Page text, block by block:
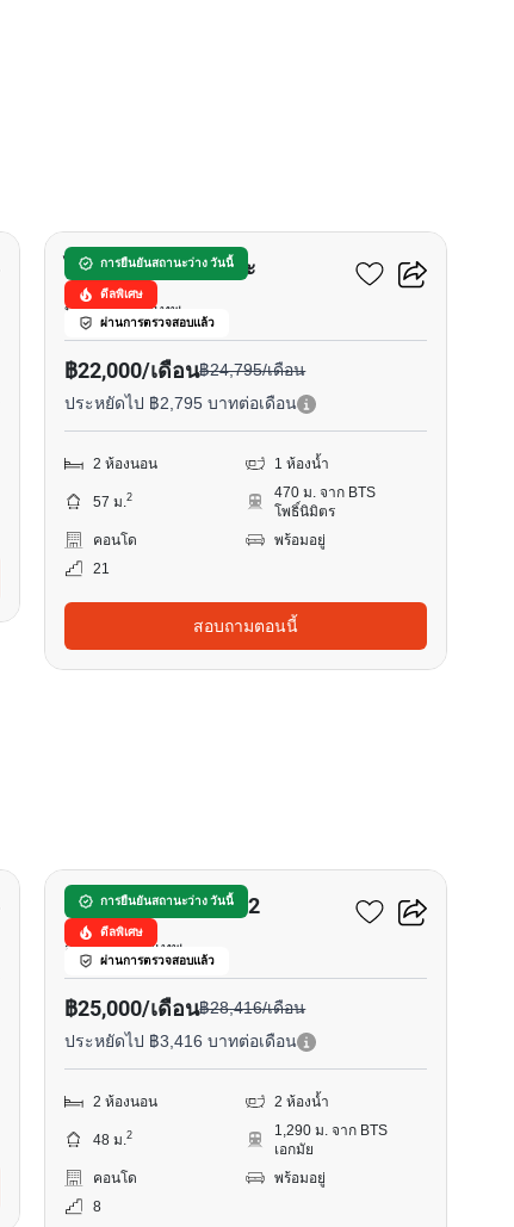
การยืนยันสถานะว่าง วันนี้
ดีลพิเศษ
ผ่านการตรวจสอบแล้ว
ไอดีโอ สาทร-ท่าพระ
บุคคโล, กรุงเทพ
฿22,000/เดือน฿24,795/เดือน
ประหยัดไป ฿2,795 บาทต่อเดือน
2 ห้องนอน 1 ห้องน้ำ
57 ม.2
470 ม. จาก BTS
โพธิ์นิมิตร
คอนโด
พร้อมอยู่
21
สอบถามตอนนี้
การยืนยันสถานะว่าง วันนี้
ดีลพิเศษ
ผ่านการตรวจสอบแล้ว
ทากะ เฮ้าส์ เอกมัย 12
สุขุมวิท, กรุงเทพ
฿25,000/เดือน฿28,416/เดือน
ประหยัดไป ฿3,416 บาทต่อเดือน
2 ห้องนอน 2 ห้องน้ำ
48 ม.2
1,290 ม. จาก BTS
เอกมัย
คอนโด
พร้อมอยู่
8